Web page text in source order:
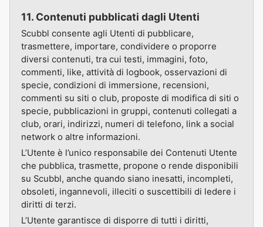
11. Contenuti pubblicati dagli Utenti
Scubbl consente agli Utenti di pubblicare,
trasmettere, importare, condividere o proporre
diversi contenuti, tra cui testi, immagini, foto,
commenti, like, attività di logbook, osservazioni di
specie, condizioni di immersione, recensioni,
commenti su siti o club, proposte di modifica di siti o
specie, pubblicazioni in gruppi, contenuti collegati a
club, orari, indirizzi, numeri di telefono, link a social
network o altre informazioni.
L’Utente è l’unico responsabile dei Contenuti Utente
che pubblica, trasmette, propone o rende disponibili
su Scubbl, anche quando siano inesatti, incompleti,
obsoleti, ingannevoli, illeciti o suscettibili di ledere i
diritti di terzi.
L’Utente garantisce di disporre di tutti i diritti,